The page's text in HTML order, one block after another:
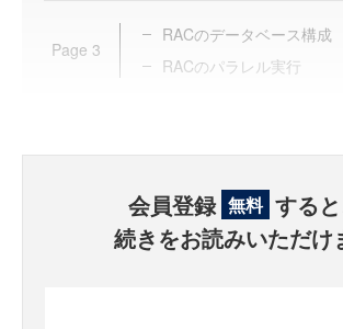
Page 3
RACのデータベース構成
RACのパラレル実行
会員登録 無料 すると
続きをお読みいただけ